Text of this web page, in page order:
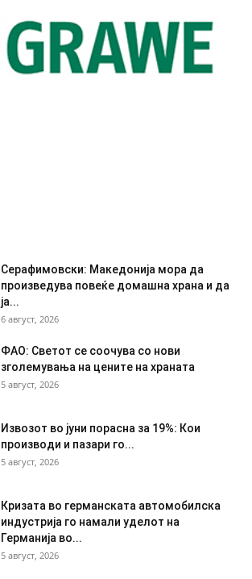
Серафимовски: Македонија мора да
произведува повеќе домашна храна и да
ја...
6 август, 2026
ФАО: Светот се соочува со нови
зголемувања на цените на храната
5 август, 2026
Извозот во јуни порасна за 19%: Кои
производи и пазари го...
5 август, 2026
Кризата во германската автомобилска
индустрија го намали уделот на
Германија во...
5 август, 2026